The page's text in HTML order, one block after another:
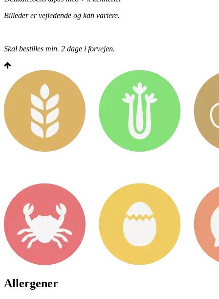
Billeder er vejledende og kan variere.
Skal bestilles min. 2 dage i forvejen.
Allergener